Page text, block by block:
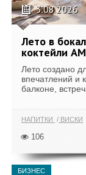
3.08.2026
Лето в
коктейли
Лето создано
впечатлений и
балконе,
НАПИТКИ ВИСКИ
106
БИЗНЕС